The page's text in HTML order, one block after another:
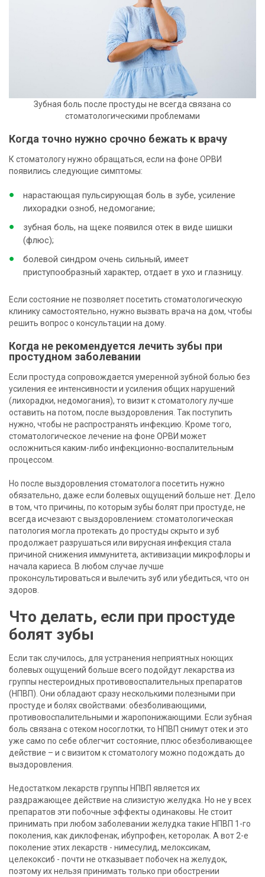
Зубная боль после простуды не всегда связана со
стоматологическими проблемами
Когда точно нужно срочно бежать к врачу
К стоматологу нужно обращаться, если на фоне ОРВИ
появились следующие симптомы:
нарастающая пульсирующая боль в зубе, усиление
лихорадки озноб, недомогание;
зубная боль, на щеке появился отек в виде шишки
(флюс);
болевой синдром очень сильный, имеет
приступообразный характер, отдает в ухо и глазницу.
Если состояние не позволяет посетить стоматологическую
клинику самостоятельно, нужно вызвать врача на дом, чтобы
решить вопрос о консультации на дому.
Когда не рекомендуется лечить зубы при
простудном заболевании
Если простуда сопровождается умеренной зубной болью без
усиления ее интенсивности и усиления общих нарушений
(лихорадки, недомогания), то визит к стоматологу лучше
оставить на потом, после выздоровления. Так поступить
нужно, чтобы не распространять инфекцию. Кроме того,
стоматологическое лечение на фоне ОРВИ может
осложниться каким-либо инфекционно-воспалительным
процессом.
Но после выздоровления стоматолога посетить нужно
обязательно, даже если болевых ощущений больше нет. Дело
в том, что причины, по которым зубы болят при простуде, не
всегда исчезают с выздоровлением: стоматологическая
патология могла протекать до простуды скрыто и зуб
продолжает разрушаться или вирусная инфекция стала
причиной снижения иммунитета, активизации микрофлоры и
начала кариеса. В любом случае лучше
проконсультироваться и вылечить зуб или убедиться, что он
здоров.
Что делать, если при простуде
болят зубы
Если так случилось, для устранения неприятных ноющих
болевых ощущений больше всего подойдут лекарства из
группы нестероидных противовоспалительных препаратов
(НПВП). Они обладают сразу несколькими полезными при
простуде и болях свойствами: обезболивающими,
противовоспалительными и жаропонижающими. Если зубная
боль связана с отеком носоглотки, то НПВП снимут отек и это
уже само по себе облегчит состояние, плюс обезболивающее
действие – и с визитом к стоматологу можно подождать до
выздоровления.
Недостатком лекарств группы НПВП является их
раздражающее действие на слизистую желудка. Но не у всех
препаратов эти побочные эффекты одинаковы. Не стоит
принимать при любом заболевании желудка такие НПВП 1-го
поколения, как диклофенак, ибупрофен, кеторолак. А вот 2-е
поколение этих лекарств - нимесулид, мелоксикам,
целекоксиб - почти не отказывает побочек на желудок,
поэтому их нельзя принимать только при обострении